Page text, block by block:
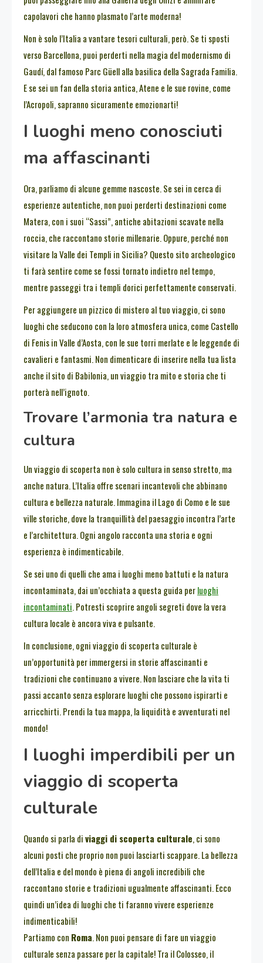
capolavori che hanno plasmato l’arte moderna!
Non è solo l’Italia a vantare tesori culturali, però. Se ti sposti
verso Barcellona, puoi perderti nella magia del modernismo di
Gaudí, dal famoso Parc Güell alla basilica della Sagrada Familia.
E se sei un fan della storia antica, Atene e le sue rovine, come
l’Acropoli, sapranno sicuramente emozionarti!
I luoghi meno conosciuti
ma affascinanti
Ora, parliamo di alcune gemme nascoste. Se sei in cerca di
esperienze autentiche, non puoi perderti destinazioni come
Matera, con i suoi “Sassi”, antiche abitazioni scavate nella
roccia, che raccontano storie millenarie. Oppure, perché non
visitare la Valle dei Templi in Sicilia? Questo sito archeologico
ti farà sentire come se fossi tornato indietro nel tempo,
mentre passeggi tra i templi dorici perfettamente conservati.
Per aggiungere un pizzico di mistero al tuo viaggio, ci sono
luoghi che seducono con la loro atmosfera unica, come Castello
di Fenis in Valle d’Aosta, con le sue torri merlate e le leggende di
cavalieri e fantasmi. Non dimenticare di inserire nella tua lista
anche il sito di Babilonia, un viaggio tra mito e storia che ti
porterà nell’ignoto.
Trovare l’armonia tra natura e
cultura
Un viaggio di scoperta non è solo cultura in senso stretto, ma
anche natura. L’Italia offre scenari incantevoli che abbinano
cultura e bellezza naturale. Immagina il Lago di Como e le sue
ville storiche, dove la tranquillità del paesaggio incontra l’arte
e l’architettura. Ogni angolo racconta una storia e ogni
esperienza è indimenticabile.
Se sei uno di quelli che ama i luoghi meno battuti e la natura
incontaminata, dai un’occhiata a questa guida perluoghi
incontaminati. Potresti scoprire angoli segreti dove la vera
cultura locale è ancora viva e pulsante.
In conclusione, ogni viaggio di scoperta culturale è
un’opportunità per immergersi in storie affascinanti e
tradizioni che continuano a vivere. Non lasciare che la vita ti
passi accanto senza esplorare luoghi che possono ispirarti e
arricchirti. Prendi la tua mappa, la liquidità e avventurati nel
mondo!
I luoghi imperdibili per un
viaggio di scoperta
culturale
Quando si parla diviaggi di scoperta culturale, ci sono
alcuni posti che proprio non puoi lasciarti scappare. La bellezza
dell’Italia e del mondo è piena di angoli incredibili che
raccontano storie e tradizioni ugualmente affascinanti. Ecco
quindi un’idea di luoghi che ti faranno vivere esperienze
indimenticabili!
Partiamo con Roma. Non puoi pensare di fare un viaggio
culturale senza passare per la capitale! Tra il Colosseo, il